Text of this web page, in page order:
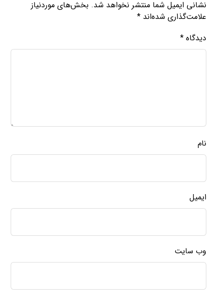
نشانی ایمیل شما منتشر نخواهد شد. بخش‌های موردنیاز
علامت‌گذاری شده‌اند*
دیدگاه*
نام
ایمیل
وب‌ سایت